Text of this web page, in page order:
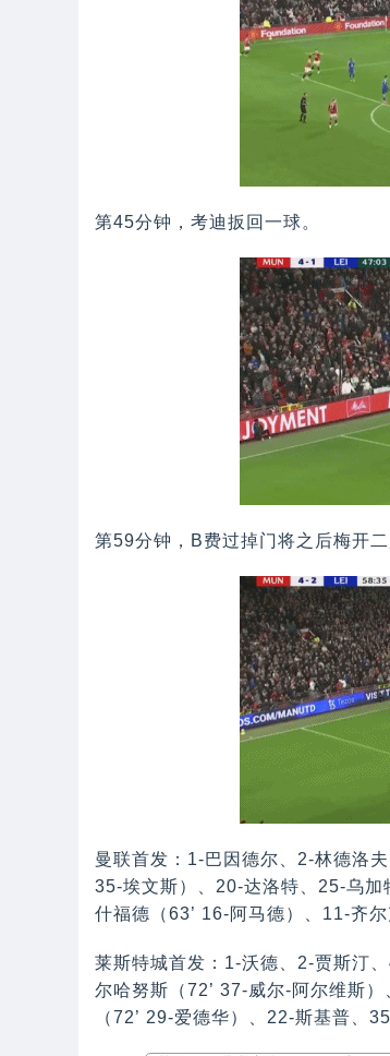
第45分钟，考迪扳回一球。
第59分钟，B费过掉门将之后梅开二
曼联首发：1-巴因德尔、2-林德洛
35-埃文斯）、20-达洛特、25-乌
什福德（63’ 16-阿马德）、11-齐尔
莱斯特城首发：1-沃德、2-贾斯汀
尔哈努斯（72’ 37-威尔-阿尔维斯
（72’ 29-爱德华）、22-斯基普、